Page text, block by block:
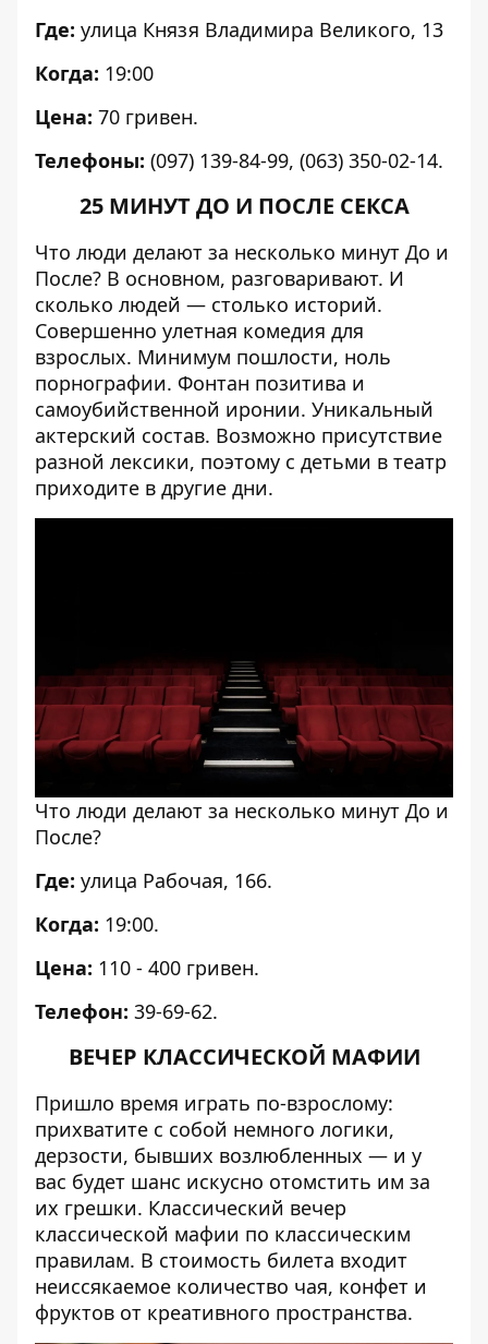
Где: улица Князя Владимира Великого, 13
Когда: 19:00
Цена: 70 гривен.
Телефоны: (097) 139-84-99, (063) 350-02-14.
25 МИНУТ ДО И ПОСЛЕ СЕКСА
Что люди делают за несколько минут До и
После? В основном, разговаривают. И
сколько людей — столько историй.
Совершенно улетная комедия для
взрослых. Минимум пошлости, ноль
порнографии. Фонтан позитива и
самоубийственной иронии. Уникальный
актерский состав. Возможно присутствие
разной лексики, поэтому с детьми в театр
приходите в другие дни.
Что люди делают за несколько минут До и
После?
Где: улица Рабочая, 166.
Когда: 19:00.
Цена: 110 - 400 гривен.
Телефон: 39-69-62.
ВЕЧЕР КЛАССИЧЕСКОЙ МАФИИ
Пришло время играть по-взрослому:
прихватите с собой немного логики,
дерзости, бывших возлюбленных — и у
вас будет шанс искусно отомстить им за
их грешки. Классический вечер
классической мафии по классическим
правилам. В стоимость билета входит
неиссякаемое количество чая, конфет и
фруктов от креативного пространства.